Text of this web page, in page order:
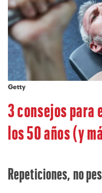
Getty
3 consejos para
los 50 años (y
Repeticiones, no